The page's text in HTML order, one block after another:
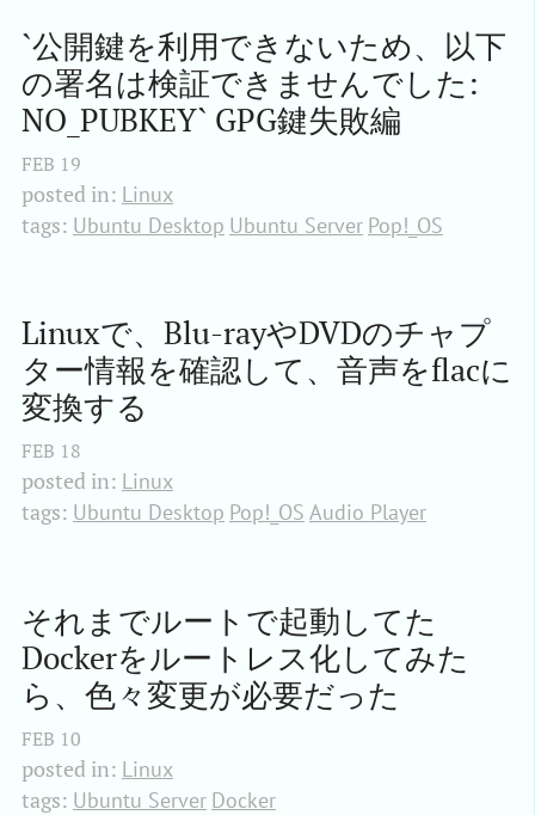
`公開鍵を利用できないため、以下
の署名は検証できませんでした:
NO_PUBKEY` GPG鍵失敗編
FEB 19
posted in: Linux
tags: Ubuntu Desktop Ubuntu Server Pop!_OS
Linuxで、Blu-rayやDVDのチャプ
ター情報を確認して、音声をflacに
変換する
FEB 18
posted in: Linux
tags: Ubuntu Desktop Pop!_OS Audio Player
それまでルートで起動してた
Dockerをルートレス化してみた
ら、色々変更が必要だった
FEB 10
posted in: Linux
tags: Ubuntu Server Docker